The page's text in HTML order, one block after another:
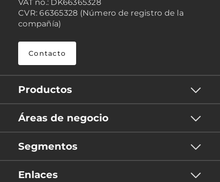
VAT no.: DK66365328
CVR: 66365328 (Número de registro de la
compañía)
Contacto
Productos
Áreas de negocio
Segmentos
Enlaces